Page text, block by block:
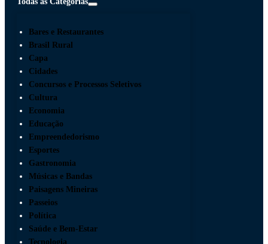
Bares e Restaurantes
Brasil Rural
Capa
Cidades
Concursos e Processos Seletivos
Cultura
Economia
Educação
Empreendedorismo
Esportes
Gastronomia
Músicas e Bandas
Paisagens Mineiras
Passeios
Política
Saúde e Bem-Estar
Tecnologia